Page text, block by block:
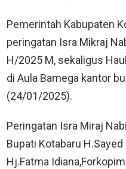
Pemerintah Kabupaten
peringatan Isra Mikraj
H/2025 M, sekaligus
di Aula Bamega kantor
(24/01/2025).
Peringatan Isra Miraj
Bupati Kotabaru
Hj.Fatma